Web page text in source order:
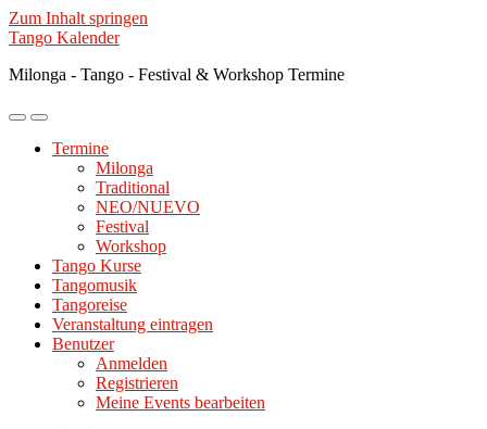
Zum Inhalt springen
Tango Kalender
Milonga - Tango - Festival & Workshop Termine
Mobile-
ein-/ausblenden
Suchfeld
ein-/ausblenden
Termine
Milonga
Traditional
NEO/NUEVO
Festival
Workshop
Tango Kurse
Tangomusik
Tangoreise
Veranstaltung eintragen
Benutzer
Anmelden
Registrieren
Meine Events bearbeiten